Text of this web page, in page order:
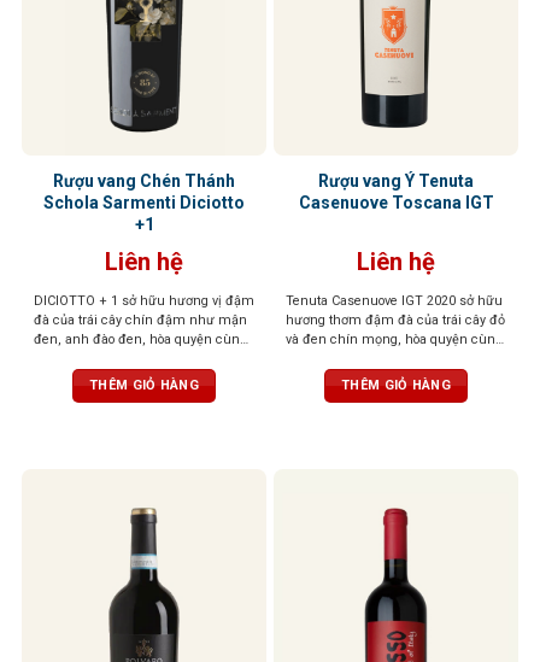
Rượu vang Chén Thánh
Schola Sarmenti Diciotto
+1
Liên hệ
DICIOTTO + 1 sở hữu hương vị đậm
đà của trái cây chín đậm như mận
đen, anh đào đen, hòa quyện cùng
rượu mạnh mẽ, tròn đầy, tannin
mượt mà và hậu vị kéo dài ấm áp,
THÊM GIỎ HÀNG
Rượu vang Ý Tenuta
Casenuove Toscana IGT
Liên hệ
Tenuta Casenuove IGT 2020 sở hữu
hương thơm đậm đà của trái cây đỏ
và đen chín mọng, hòa quyện cùng
vị cao quý. Vị rượu đậm, tannin
mượt mà và cân bằng, để lại hậu vị
THÊM GIỎ HÀNG